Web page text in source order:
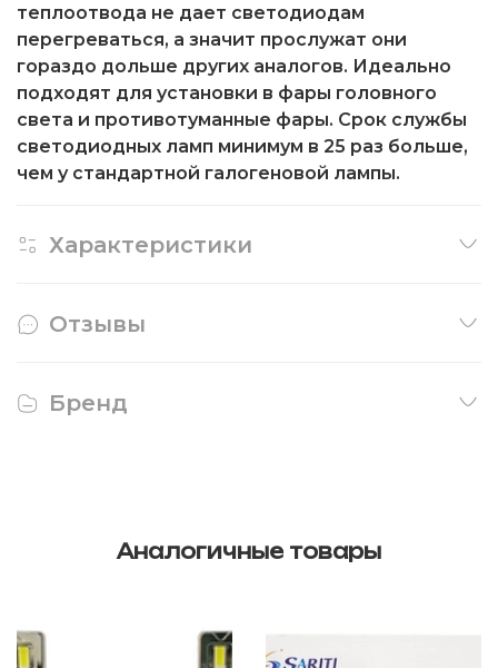
теплоотвода не дает светодиодам
перегреваться, а значит прослужат они
гораздо дольше других аналогов. Идеально
подходят для установки в фары головного
света и противотуманные фары. Срок службы
светодиодных ламп минимум в 25 раз больше,
чем у стандартной галогеновой лампы.
Характеристики
Отзывы
Бренд
Аналогичные товары